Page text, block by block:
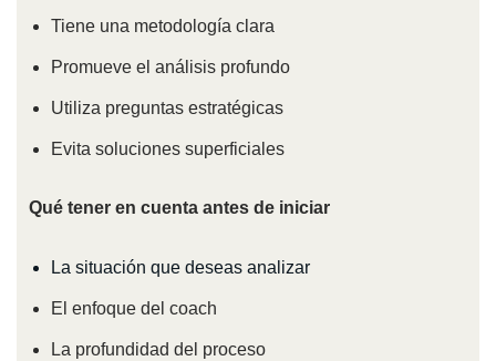
Tiene una metodología clara
Promueve el análisis profundo
Utiliza preguntas estratégicas
Evita soluciones superficiales
Qué tener en cuenta antes de iniciar
La situación que deseas analizar
El enfoque del coach
La profundidad del proceso